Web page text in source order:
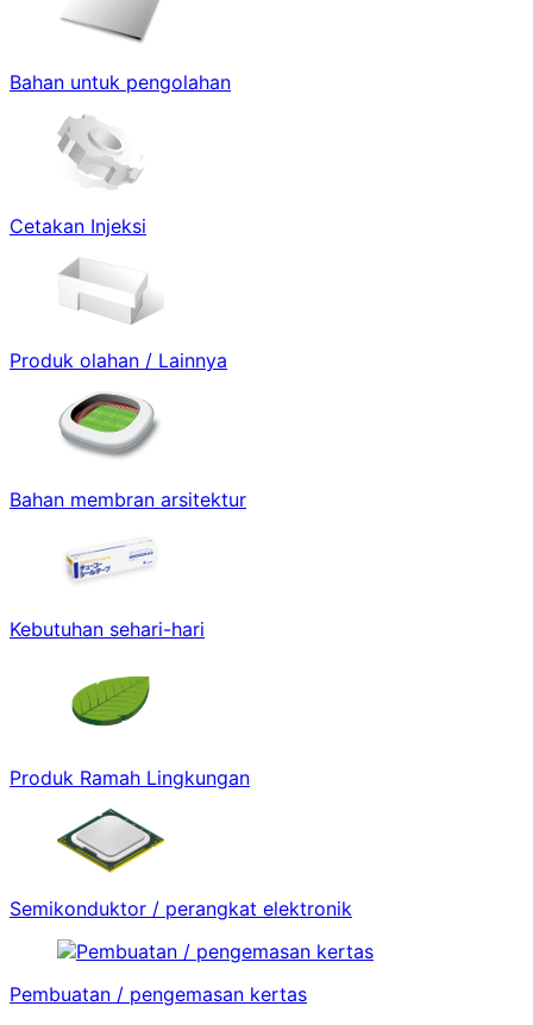
Bahan untuk pengolahan
Cetakan Injeksi
Produk olahan / Lainnya
Bahan membran arsitektur
Kebutuhan sehari-hari
Produk Ramah Lingkungan
Semikonduktor / perangkat elektronik
Pembuatan / pengemasan kertas